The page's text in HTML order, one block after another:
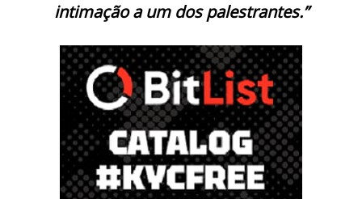
intimação a um dos palestrantes.”